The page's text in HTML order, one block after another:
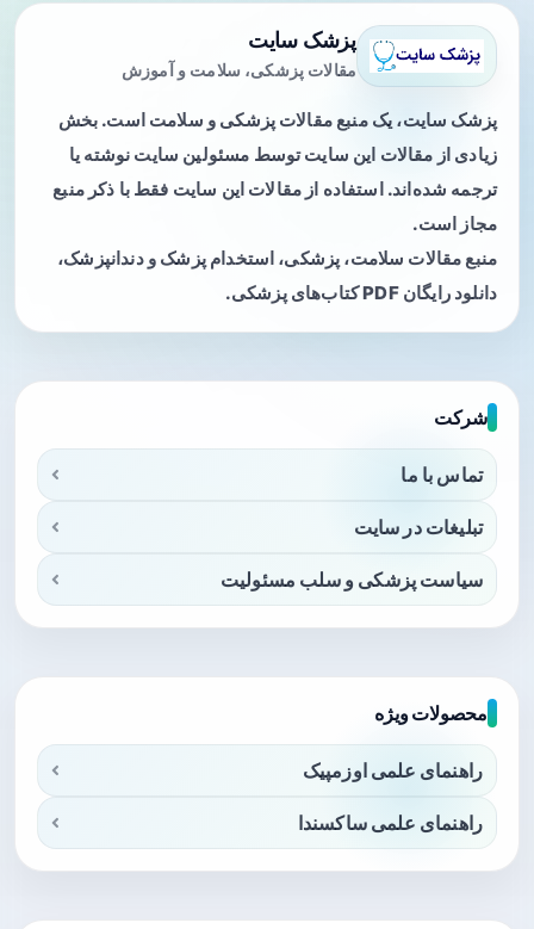
پزشک سایت
مقالات پزشکی، سلامت و آموزش
پزشک سایت، یک منبع مقالات پزشکی و سلامت است. بخش
زیادی از مقالات این سایت توسط مسئولین سایت نوشته یا
ترجمه شده‌اند. استفاده از مقالات این سایت فقط با ذکر منبع
مجاز است.
منبع مقالات سلامت، پزشکی، استخدام پزشک و دندانپزشک،
دانلود رایگان PDF کتاب‌های پزشکی.
شرکت
تماس با ما
تبلیغات در سایت
سیاست پزشکی و سلب مسئولیت
محصولات ویژه
راهنمای علمی اوزمپیک
راهنمای علمی ساکسندا